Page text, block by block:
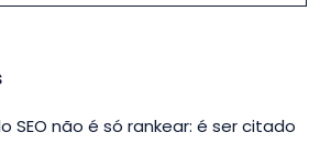
SEO não é só rankear: é ser citado